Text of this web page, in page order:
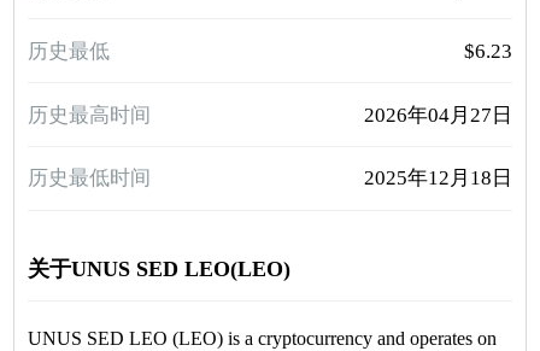
历史最低 $6.23
历史最高时间 2026年04月27日
历史最低时间 2025年12月18日
关于UNUS SED LEO(LEO)
UNUS SED LEO (LEO) is a cryptocurrency and operates on